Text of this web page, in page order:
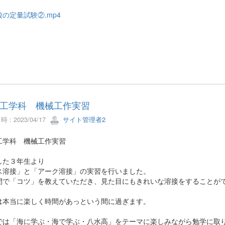
の定量試験②.mp4
学科 機械工作実習
: 2023/04/17 サイト管理者2
学科 機械工作実習
３年生より
接」と「アーク溶接」の実習を行いました。
で「コツ」を教えていただき、見た目にもきれいな溶接をすることが
当に楽しく時間があっという間に過ぎます。
は「海に学ぶ・海で学ぶ・八水高」をテーマに楽しみながら勉学に取